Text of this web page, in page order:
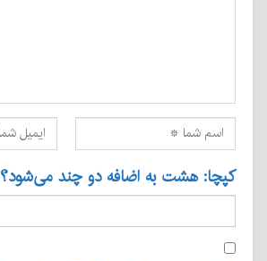
کپچا: هشت به اضافه دو چند می‌شود؟